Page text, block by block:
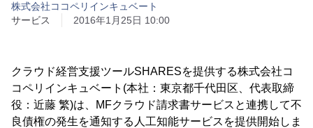
株式会社ココペリインキュベート
サービス
2016年1月25日 10:00
クラウド経営支援ツールSHARESを提供する株式会社コ
コペリインキュベート(本社：東京都千代田区、代表取締
役：近藤 繁)は、MFクラウド請求書サービスと連携して不
良債権の発生を通知する人工知能サービスを提供開始しま